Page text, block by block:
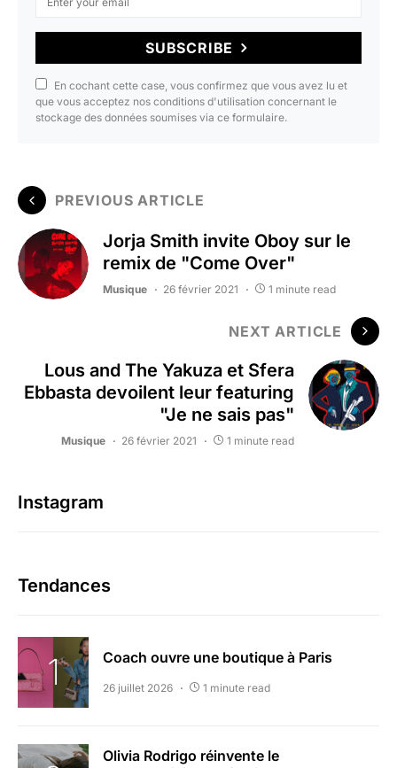
SUBSCRIBE
En cochant cette case, vous confirmez que vous avez lu et
que vous acceptez nos conditions d'utilisation concernant le
stockage des données soumises via ce formulaire.
PREVIOUS ARTICLE
Jorja Smith invite Oboy sur le
remix de "Come Over"
Musique 26 février 2021 1 minute read
NEXT ARTICLE
Lous and The Yakuza et Sfera
Ebbasta devoilent leur featuring
"Je ne sais pas"
Musique 26 février 2021 1 minute read
Instagram
Tendances
Coach ouvre une boutique à Paris
26 juillet 2026 1 minute read
Olivia Rodrigo réinvente le